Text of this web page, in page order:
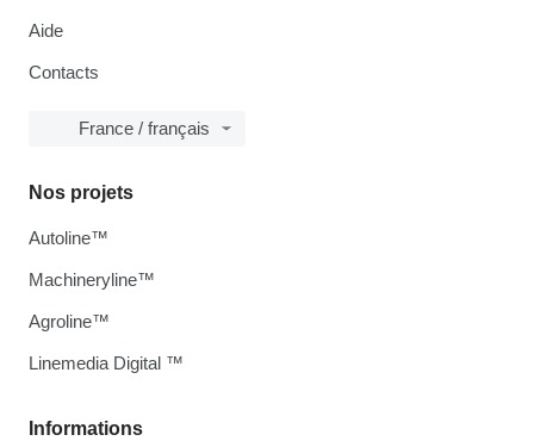
Aide
Contacts
France / français
Informations
Nos projets
Autoline™
Machineryline™
Agroline™
Linemedia Digital ™